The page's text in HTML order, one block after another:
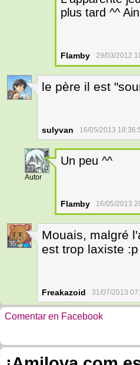
plus tard ^^
Flamby 29/03/2012
2
le père il est
sulyvan 16/05/2013
23
Autor
Un peu ^^
Flamby 16/05/2013
35
Mouais, malgré
est trop laxiste :p
Freakazoid 31/07/2013
Comentar en Facebook